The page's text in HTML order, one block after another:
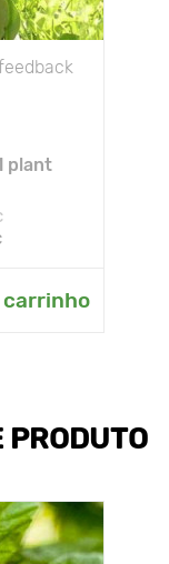
plant
carrinho
PRODUTO